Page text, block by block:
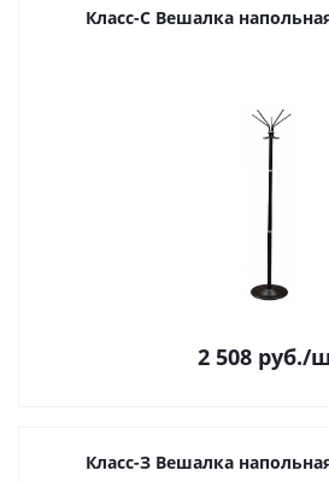
Класс-С Вешалка
2 508 руб./
Класс-З Вешалка